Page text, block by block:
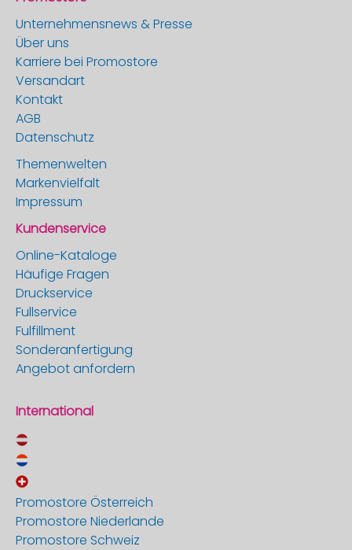
Unternehmensnews & Presse
Über uns
Karriere bei Promostore
Versandart
Kontakt
AGB
Datenschutz
Themenwelten
Markenvielfalt
Impressum
Kundenservice
Online-Kataloge
Häufige Fragen
Druckservice
Fullservice
Fulfillment
Sonderanfertigung
Angebot anfordern
International
Promostore Österreich
Promostore Niederlande
Promostore Schweiz